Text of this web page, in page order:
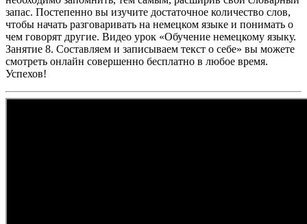
запас. Постепенно вы изучите достаточное количество слов,
чтобы начать разговаривать на немецком языке и понимать о
чем говорят другие. Видео урок «Обучение немецкому языку.
Занятие 8. Составляем и записываем текст о себе» вы можете
смотреть онлайн совершенно бесплатно в любое время.
Успехов!